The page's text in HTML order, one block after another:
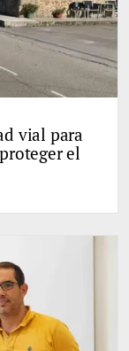
vial para
el